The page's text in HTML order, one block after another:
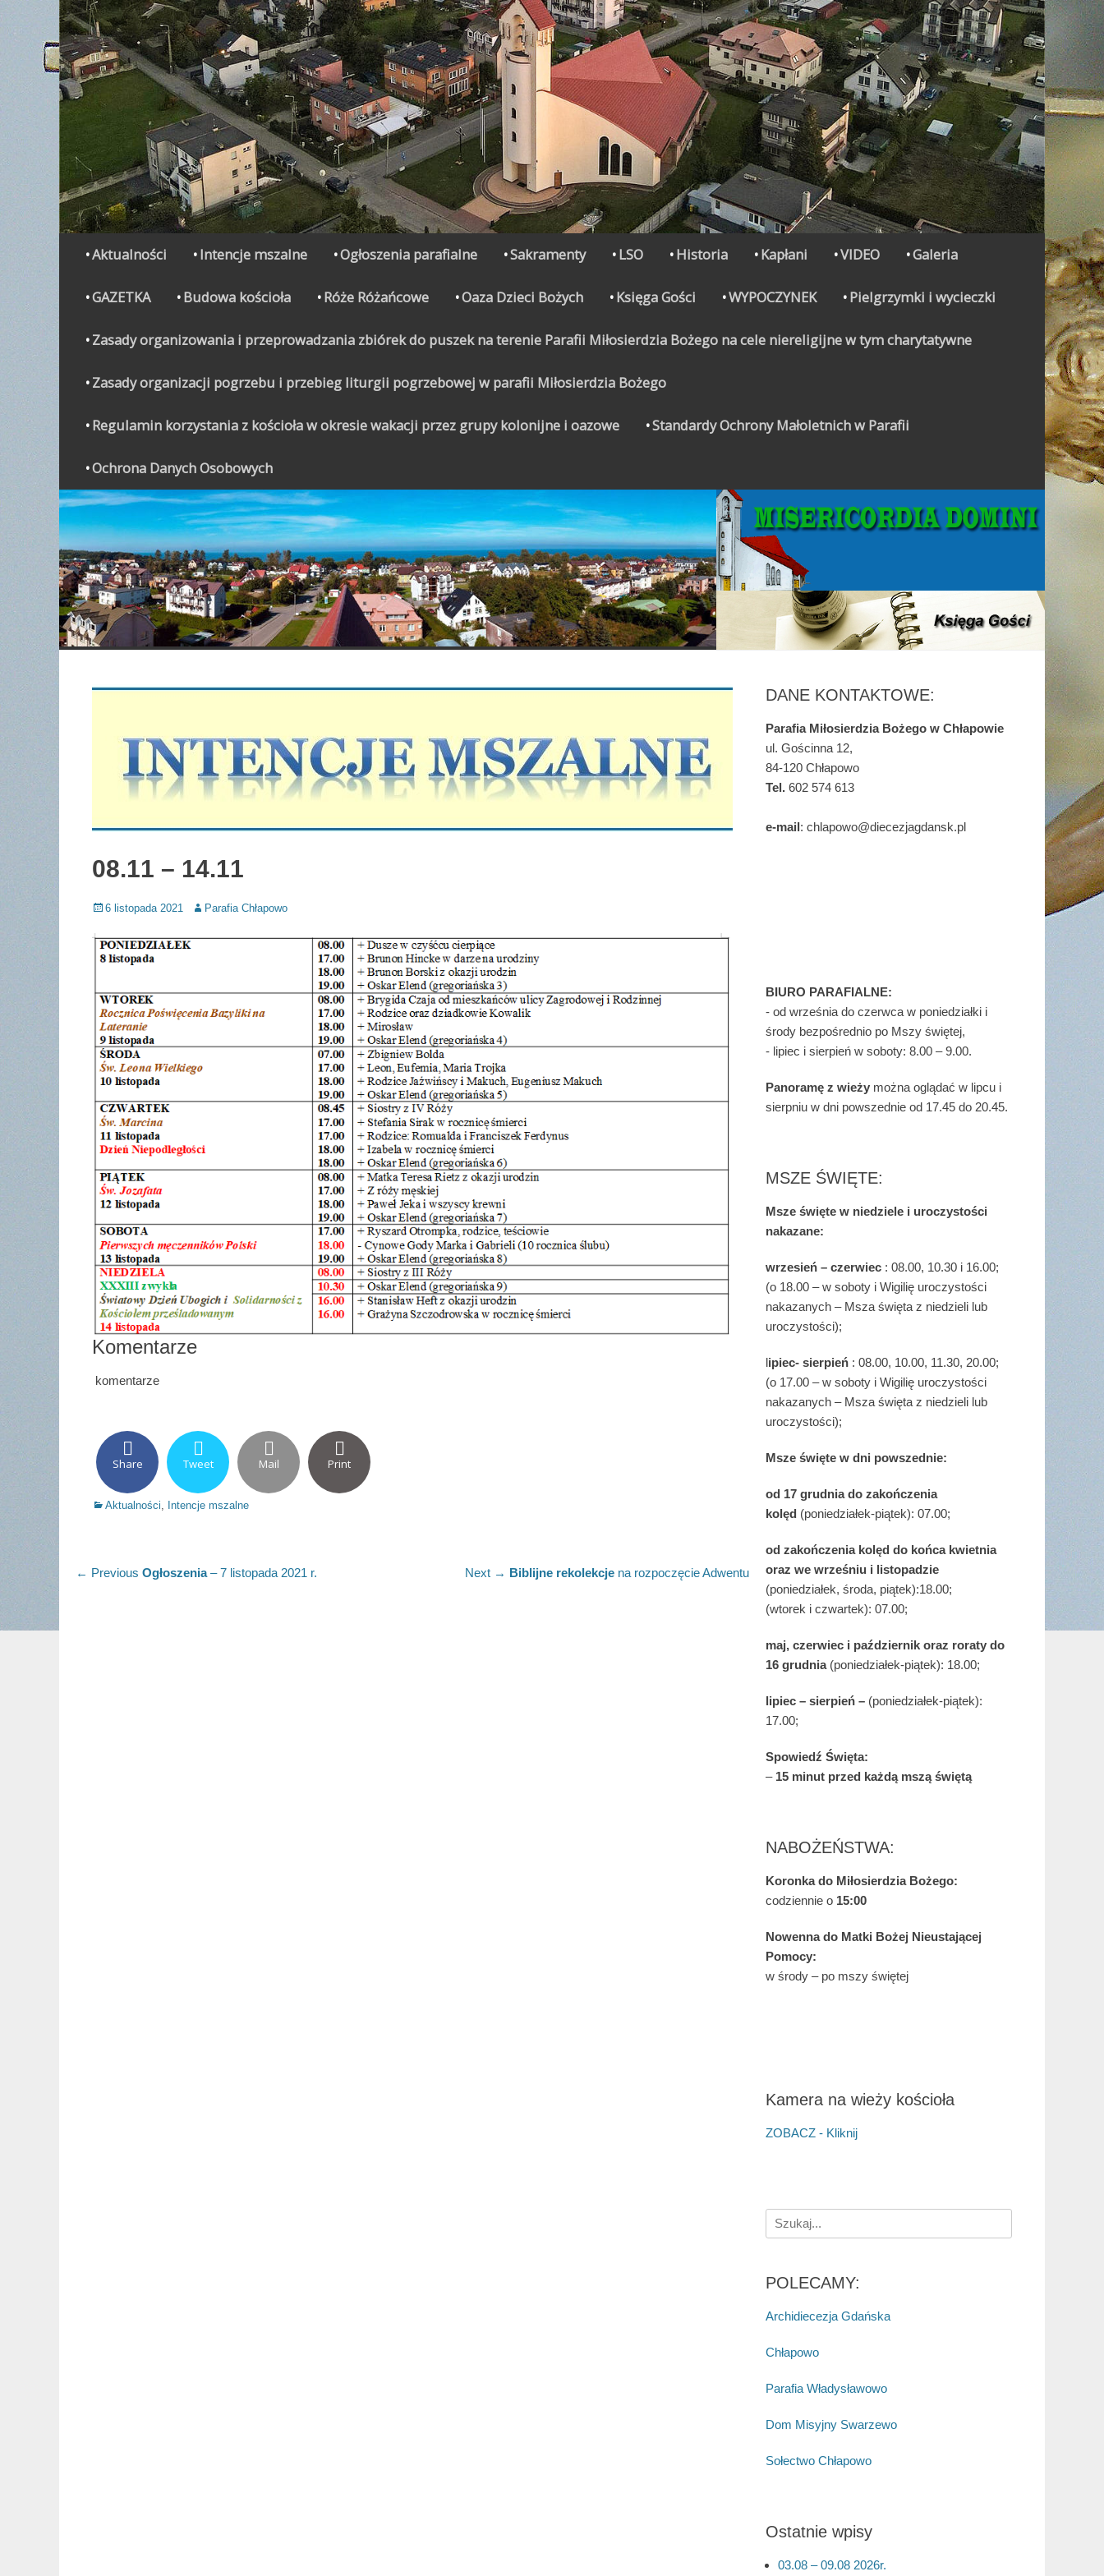
Secondary Menu
Aktualności Intencje mszalne Ogłoszenia parafialne Sakramenty LSO Historia Kapłani VIDEO Galeria
GAZETKA Budowa kościoła Róże Różańcowe Oaza Dzieci Bożych Księga Gości WYPOCZYNEK Pielgrzymki i wycieczki
Zasady organizowania i przeprowadzania zbiórek do puszek na terenie Parafii Miłosierdzia Bożego na cele niereligijne w tym charytatywne
Zasady organizacji pogrzebu i przebieg liturgii pogrzebowej w parafii Miłosierdzia Bożego
Regulamin korzystania z kościoła w okresie wakacji przez grupy kolonijne i oazowe Standardy Ochrony Małoletnich w Parafii
Ochrona Danych Osobowych
WYPOCZYNEK
Gazetka Parafialna
08.11 – 14.11
Posted
6 listopada 2021 Author
Parafia Chłapowo
Komentarze
komentarze
Share Tweet Mail Print
Categories
Aktualności Intencje mszalne
Nawigacja
← Previous Previous
Ogłoszenia– 7 listopada 2021 r. Next → Next
Biblijne rekolekcje na rozpoczęcie Adwentu
DANE KONTAKTOWE:
Parafia Miłosierdzia Bożego w Chłapowie
ul. Gościnna 12,
84-120 Chłapowo
Tel. 602 574 613
e-mail: chlapowo@diecezjagdansk.pl
BIURO PARAFIALNE:
- od września do czerwca w poniedziałki i
środy bezpośrednio po Mszy świętej,
- lipiec i sierpień w soboty: 8.00 – 9.00.
Panoramę z wieży można oglądać w lipcu i
sierpniu w dni powszednie od 17.45 do 20.45.
MSZE ŚWIĘTE:
Msze święte w niedziele i uroczystości
nakazane:
wrzesień – czerwiec : 08.00, 10.30 i 16.00;
(o 18.00 – w soboty i Wigilię uroczystości
nakazanych – Msza święta z niedzieli lub
uroczystości);
lipiec- sierpień : 08.00, 10.00, 11.30, 20.00;
(o 17.00 – w soboty i Wigilię uroczystości
nakazanych – Msza święta z niedzieli lub
uroczystości);
Msze święte w dni powszednie:
od 17 grudniado zakończenia
kolęd (poniedziałek-piątek): 07.00;
od zakończenia kolęd do końca kwietnia
oraz we wrześniu i listopadzie
(poniedziałek, środa, piątek):18.00;
(wtorek i czwartek): 07.00;
maj, czerwiec i październik oraz roraty do
16 grudnia (poniedziałek-piątek): 18.00;
lipiec – sierpień – (poniedziałek-piątek):
17.00;
Spowiedź Święta:
– 15 minut przed każdą mszą świętą
NABOŻEŃSTWA:
Koronka do Miłosierdzia Bożego:
codziennie o 15:00
Nowenna do Matki Bożej Nieustającej
Pomocy:
w środy – po mszy świętej
Kamera na wieży kościoła
ZOBACZ - Kliknij
Search
for:
POLECAMY:
Archidiecezja Gdańska
Chłapowo
Parafia Władysławowo
Dom Misyjny Swarzewo
Sołectwo Chłapowo
Ostatnie wpisy
03.08 – 09.08 2026r.